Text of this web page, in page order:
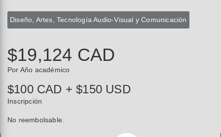
Diseño, Artes, Tecnología Audio-Visual y Comunicación
$19,124 CAD
Por Año académico
$100 CAD + $150 USD
Inscripción
No reembolsable.